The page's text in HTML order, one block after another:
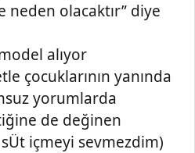
neden olacaktır” diye
alıyor
çocuklarının yanında
yorumlarda
de değinen
içmeyi sevmezdim)